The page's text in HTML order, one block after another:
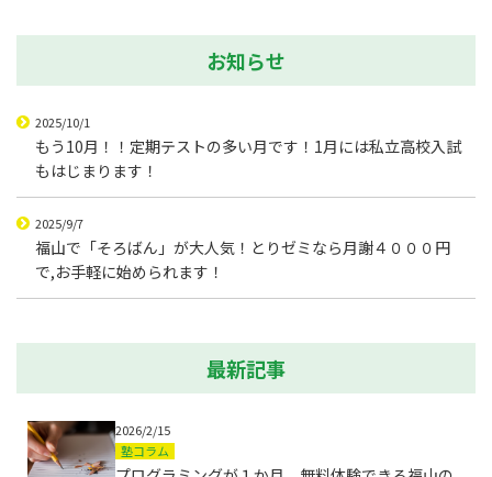
お知らせ
2025/10/1
もう10月！！定期テストの多い月です！1月には私立高校入試
もはじまります！
2025/9/7
福山で「そろばん」が大人気！とりゼミなら月謝４０００円
で,お手軽に始められます！
最新記事
2026/2/15
塾コラム